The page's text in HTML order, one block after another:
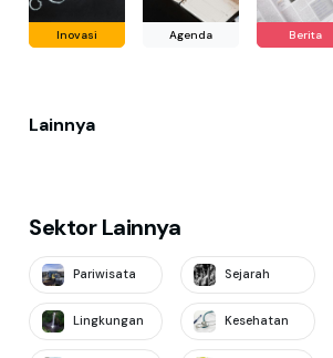
Inovasi Agenda Berita
Lainnya
Sektor Lainnya
Pariwisata Sejarah
Lingkungan Kesehatan